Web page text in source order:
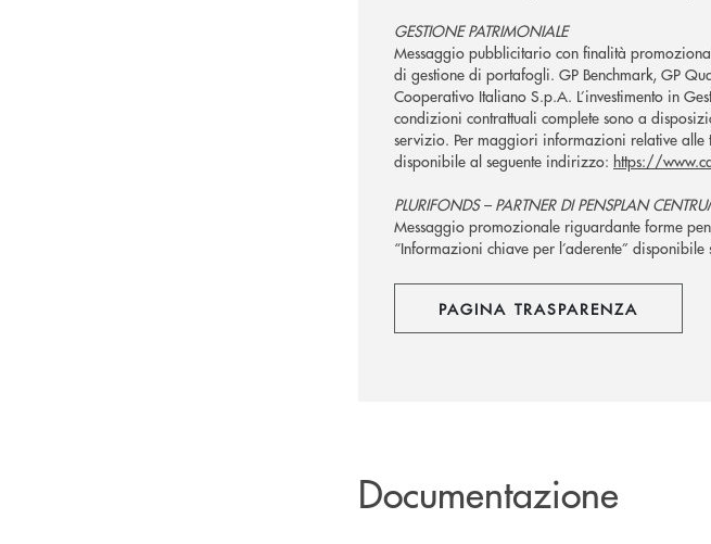
GESTIONE PATRIMONIALE
Messaggio pubblicitario con finalità
di gestione di portafogli. GP Benchmark, GP
Cooperativo Italiano S.p.A. L’investimento in
condizioni contrattuali complete sono a
servizio. Per maggiori informazioni relative alle
disponibile al seguente indirizzo: https://
PLURIFONDS – PARTNER DI PENSPLAN
Messaggio promozionale riguardante forme
“Informazioni chiave per l’aderente” disponibile
PAGINA TRASPARENZA
Documentazione